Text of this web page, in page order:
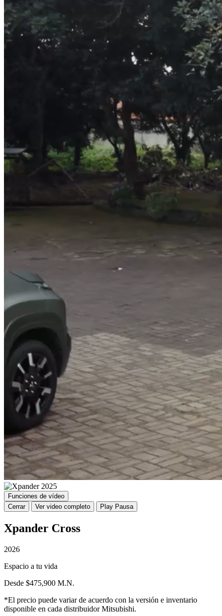
Funciones de vídeo
Cerrar
Ver video completo Play Pausa
Xpander Cross
2026
Espacio a tu vida
Desde $475,900 M.N.
*El precio puede variar de acuerdo con la versión e inventario
disponible en cada distribuidor Mitsubishi.